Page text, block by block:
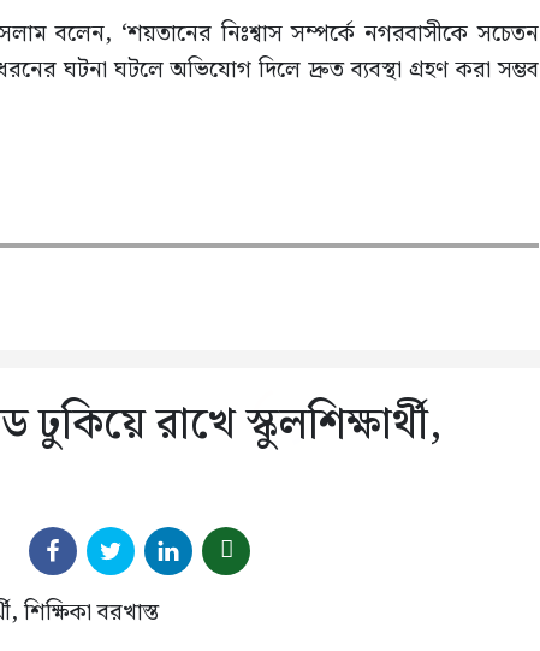
বলেন, ‘শয়তানের নিঃশ্বাস সম্পর্কে নগরবাসীকে সচেতন
ঘটনা ঘটলে অভিযোগ দিলে দ্রুত ব্যবস্থা গ্রহণ করা সম্ভব
রাখে স্কুলশিক্ষার্থী,